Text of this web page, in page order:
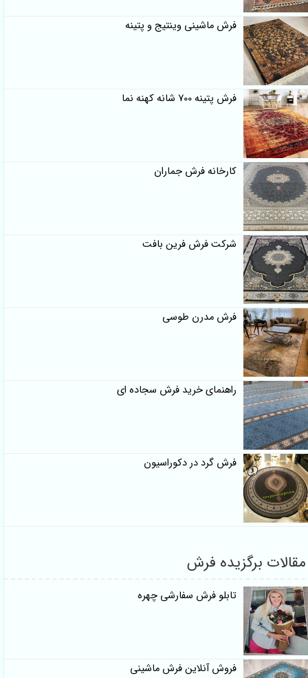
فرش ماشینی وینتیج و پتینه
فرش پتینه 700 شانه کهنه نما
کارخانه فرش جماران
شرکت فرش فرین بافت
فرش مدرن طوسی
راهنمای خرید فرش سجاده ای
فرش گرد در دکوراسیون
مقالات برگزیده فرش
تابلو فرش سفارشی چهره
فروش آنلاین فرش ماشینی